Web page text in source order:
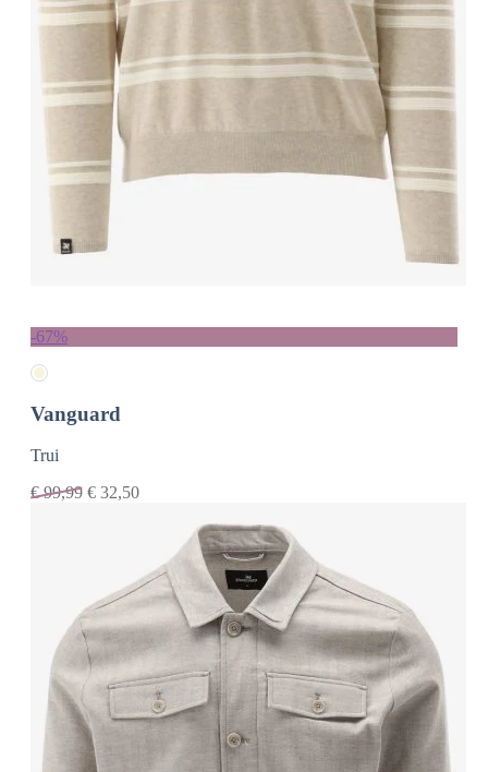
-67%
Vanguard
Trui
€99,99 € 32,50